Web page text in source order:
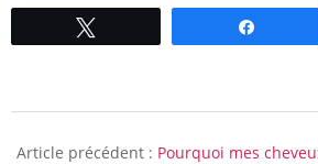
08-
Article précédent : Pourquoi mes